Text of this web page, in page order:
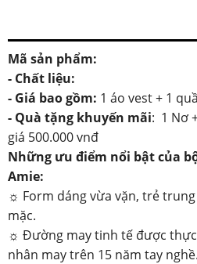
Mã sản phẩm:
- Chất liệu:
- Giá bao gồm: 1 áo vest + 1
- Quà tặng khuyến mãi: 1 Nơ
giá 500.000 vnđ
Những ưu điểm nổi bật của
Amie:
☼ Form dáng vừa vặn, trẻ
mặc.
☼ Đường may tinh tế được
nhân may trên 15 năm tay nghề.